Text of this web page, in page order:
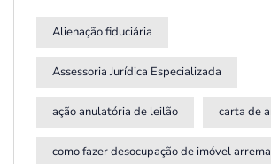
Alienação fiduciária
Assessoria Jurídica Especializada
ação anulatória de leilão carta de
como fazer desocupação de imóvel